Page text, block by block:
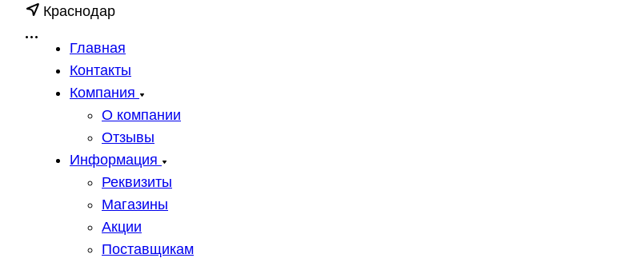
Краснодар
Главная
Контакты
Компания
О компании
Отзывы
Информация
Реквизиты
Магазины
Акции
Поставщикам